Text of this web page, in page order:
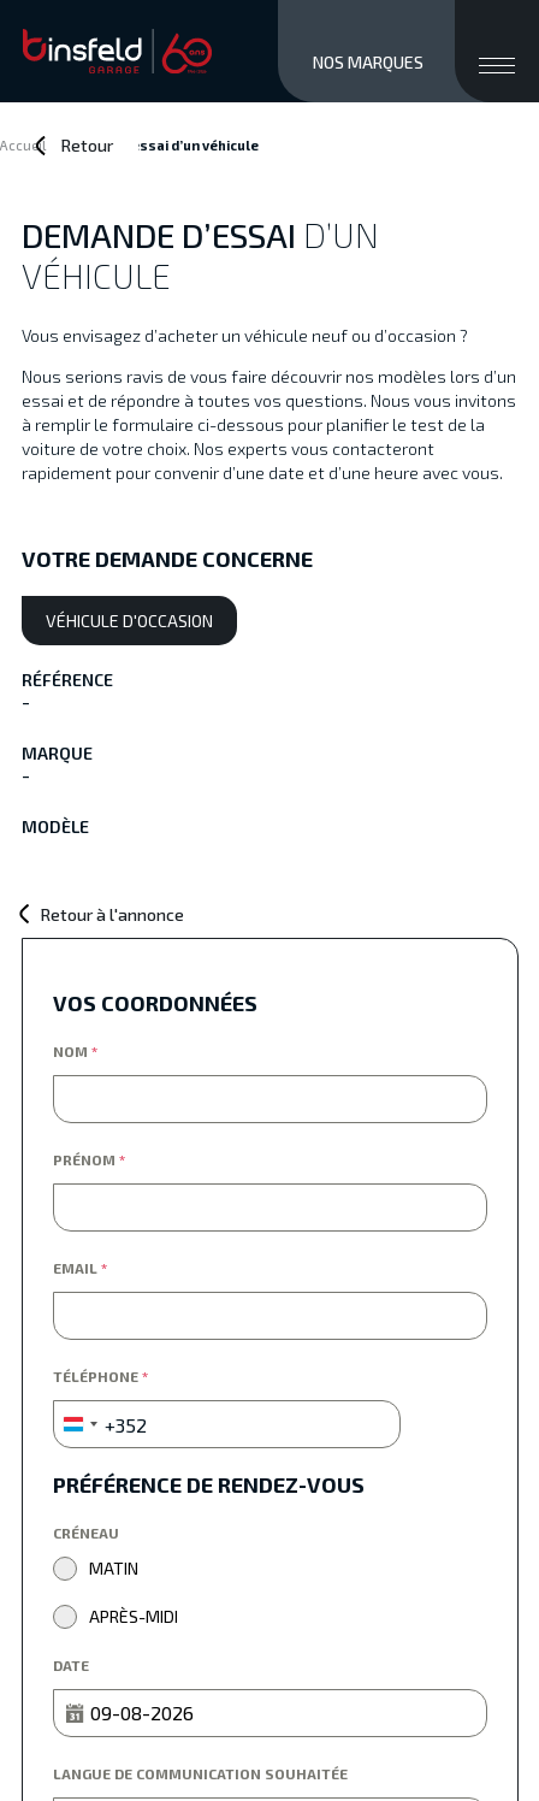
close
MARQUES
STOCK NEUF
SERVICES / VENTE
ATELIER
À PROPOS
ACCÈS ET CONTACTS
Private/Professional lease
Financements
Reprise
Jobs
Actualités
NOS MARQUES
Retour
Accueil Demande d’essai d’un véhicule
DEMANDE D’ESSAI D’UN
VÉHICULE
Vous envisagez d’acheter un véhicule neuf ou d’occasion ?
Nous serions ravis de vous faire découvrir nos modèles lors d’un
essai et de répondre à toutes vos questions. Nous vous invitons
à remplir le formulaire ci-dessous pour planifier le test de la
voiture de votre choix. Nos experts vous contacteront
rapidement pour convenir d’une date et d’une heure avec vous.
VOTRE DEMANDE CONCERNE
VÉHICULE D'OCCASION
RÉFÉRENCE
-
MARQUE
-
MODÈLE
Retour à l'annonce
VOS COORDONNÉES
NOM *
PRÉNOM *
EMAIL *
TÉLÉPHONE *
Luxembourg
+352
+352
PRÉFÉRENCE DE RENDEZ-VOUS
CRÉNEAU
MATIN
APRÈS-MIDI
DATE
LANGUE DE COMMUNICATION SOUHAITÉE